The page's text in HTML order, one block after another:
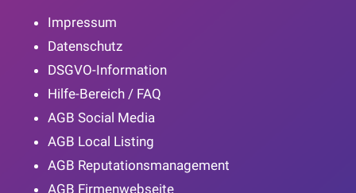
Impressum
Datenschutz
DSGVO-Information
Hilfe-Bereich / FAQ
AGB Social Media
AGB Local Listing
AGB Reputationsmanagement
AGB Firmenwebseite